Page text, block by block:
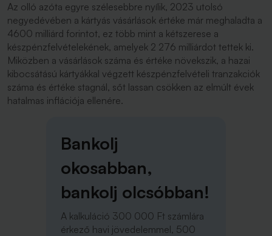
Az olló azóta egyre szélesebbre nyílik, 2023 utolsó
negyedévében a kártyás vásárlások értéke már meghaladta a
4600 milliárd forintot, ez több mint a kétszerese a
készpénzfelvételekének, amelyek 2 276 milliárdot tettek ki.
Miközben a vásárlások száma és értéke növekszik, a hazai
kibocsátású kártyákkal végzett készpénzfelvételi tranzakciók
száma és értéke stagnál, sőt lassan csökken az elmúlt évek
hatalmas inflációja ellenére.
Bankolj
okosabban,
bankolj olcsóbban!
A kalkuláció 300 000 Ft számlára
érkező havi jövedelemmel, 500